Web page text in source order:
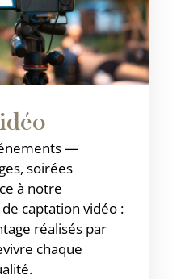
—
soirées
à notre
captation vidéo :
réalisés par
chaque